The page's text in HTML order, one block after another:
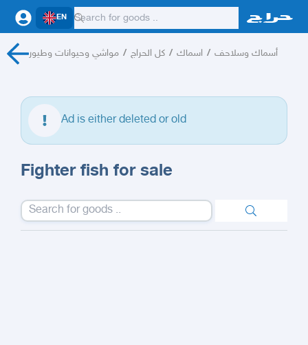
EN
مواشي وحيوانات وطيور / كل الحراج / اسماك / أسماك وسلاحف
Ad is either deleted or old
Fighter fish for sale